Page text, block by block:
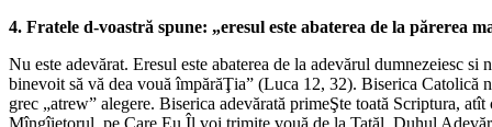
4. Fratele d-voastră spune: „eresul este abaterea de la părerea
Nu este adevărat. Eresul este abaterea de la adevărul dumnezeiesc
binevoit să vă dea vouă împărăŢia” (Luca 12, 32). Biserica Catolică
grec „atrew” alegere. Biserica adevărată primeŞte toată Scriptura,
Mîngîietorul, pe Care Eu Îl voi trimite vouă de la Tatăl, Duhul